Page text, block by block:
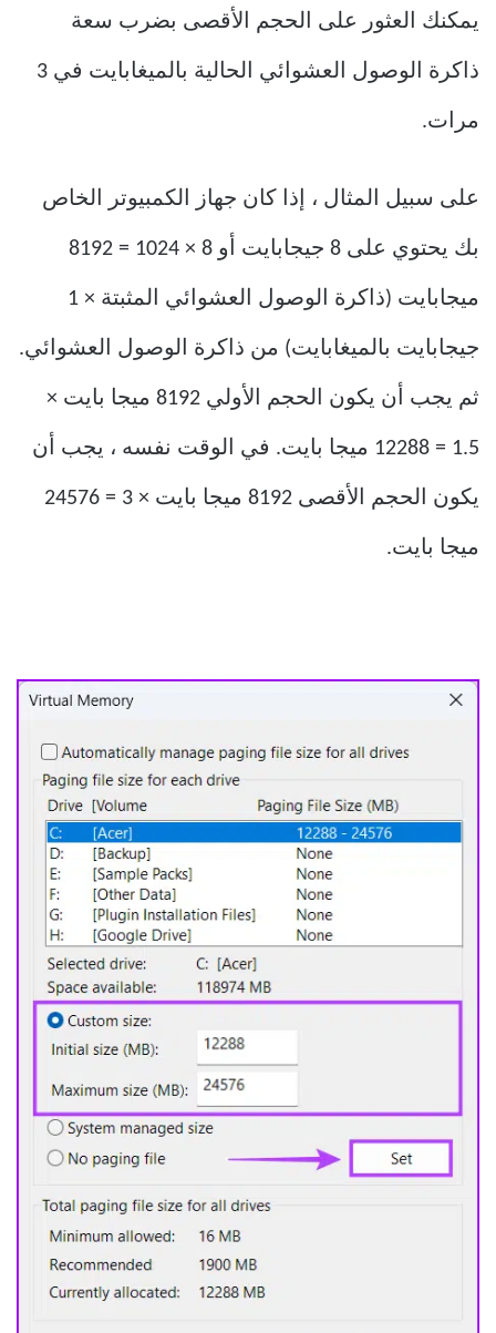
يمكنك العثور على الحجم الأقصى بضرب سعة
ذاكرة الوصول العشوائي الحالية بالميغابايت في 3
مرات.
على سبيل المثال ، إذا كان جهاز الكمبيوتر الخاص
بك يحتوي على 8 جيجابايت أو 8 × 1024 = 8192
ميجابايت (ذاكرة الوصول العشوائي المثبتة × 1
جيجابايت بالميغابايت) من ذاكرة الوصول العشوائي.
ثم يجب أن يكون الحجم الأولي 8192 ميجا بايت ×
1.5 = 12288 ميجا بايت. في الوقت نفسه ، يجب أن
يكون الحجم الأقصى 8192 ميجا بايت × 3 = 24576
ميجا بايت.